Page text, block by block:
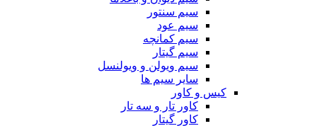
سیم سنتور
سیم عود
سیم کمانچه
سیم گیتار
سیم ویولن و ویولنسل
سایر سیم ها
کیس و کاور
کاور تار و سه تار
کاور گیتار